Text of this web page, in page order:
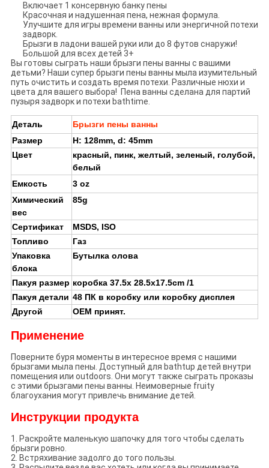
Включает 1 консервную банку пены
Красочная и надушенная пена, нежная формула.
Улучшите для игры времени ванны или энергичной потехи
задворк.
Брызги в ладони вашей руки или до 8 футов снаружи!
Большой для всех детей 3+
Вы готовы сыграть наши брызги пены ванны с вашими
детьми? Наши супер брызги пены ванны мыла изумительный
путь очистить и создать время потехи. Различные нюхи и
цвета для вашего выбора! Пена ванны сделана для партий
пузыря задворк и потехи bathtime.
Деталь
Брызги пены ванны
Размер
H: 128mm, d: 45mm
Цвет
красный, пинк, желтый, зеленый, голубой,
белый
Емкость
3 oz
Химический
вес
85g
Сертификат
MSDS, ISO
Топливо
Газ
Упаковка
блока
Бутылка олова
Пакуя размер коробка 37.5x 28.5x17.5cm /1
Пакуя детали 48 ПК в коробку или коробку дисплея
Другой
OEM принят.
Применение
Поверните буря моменты в интересное время с нашими
брызгами мыла пены. Доступный для bathtup детей внутри
помещения или outdoors. Они могут также сыграть проказы
с этими брызгами пены ванны. Неимоверные fruity
благоухания могут привлечь внимание детей.
Инструкции продукта
1. Раскройте маленькую шапочку для того чтобы сделать
брызги ровно.
2. Встряхивание задолго до того пользы.